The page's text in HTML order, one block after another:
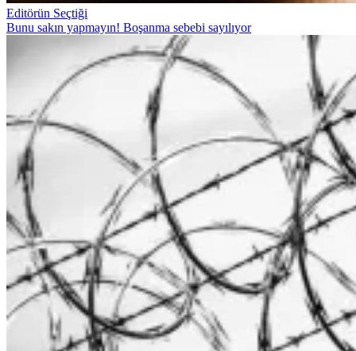
Editörün Seçtiği
Bunu sakın yapmayın! Boşanma sebebi sayılıyor